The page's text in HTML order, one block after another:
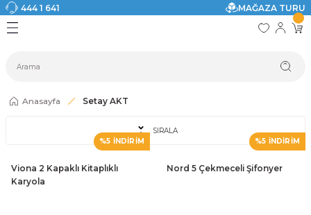
444 1 641
MAĞAZA TURU
Geri Dön
Geri Dön
Geri Dön
Geri Dön
Geri Dön
Geri Dön
Anasayfa Setay AKT
SIRALA
%5 İNDİRİM
Viona 2 Kapaklı Kitaplıklı
Karyola
%5 İNDİRİM
Nord 5 Çekmeceli Şifonyer